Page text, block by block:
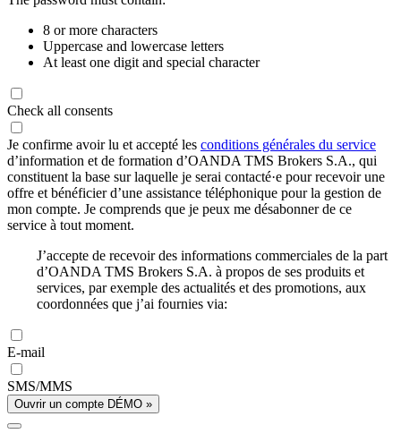
8 or more characters
Uppercase and lowercase letters
At least one digit and special character
Check all consents
Je confirme avoir lu et accepté les conditions générales du service
d’information et de formation d’OANDA TMS Brokers S.A., qui
constituent la base sur laquelle je serai contacté·e pour recevoir une
offre et bénéficier d’une assistance téléphonique pour la gestion de
mon compte. Je comprends que je peux me désabonner de ce
service à tout moment.
J’accepte de recevoir des informations commerciales de la part
d’OANDA TMS Brokers S.A. à propos de ses produits et
services, par exemple des actualités et des promotions, aux
coordonnées que j’ai fournies via:
E-mail
SMS/MMS
Ouvrir un compte DÉMO »